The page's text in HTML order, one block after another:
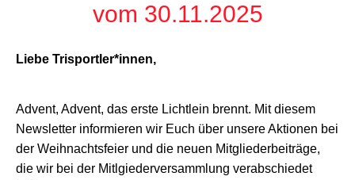
vom 30.11.2025
Liebe Trisportler*innen,
Advent, Advent, das erste Lichtlein brennt. Mit diesem
Newsletter informieren wir Euch über unsere Aktionen bei
der Weihnachtsfeier und die neuen Mitgliederbeiträge,
die wir bei der Mitlgiederversammlung verabschiedet